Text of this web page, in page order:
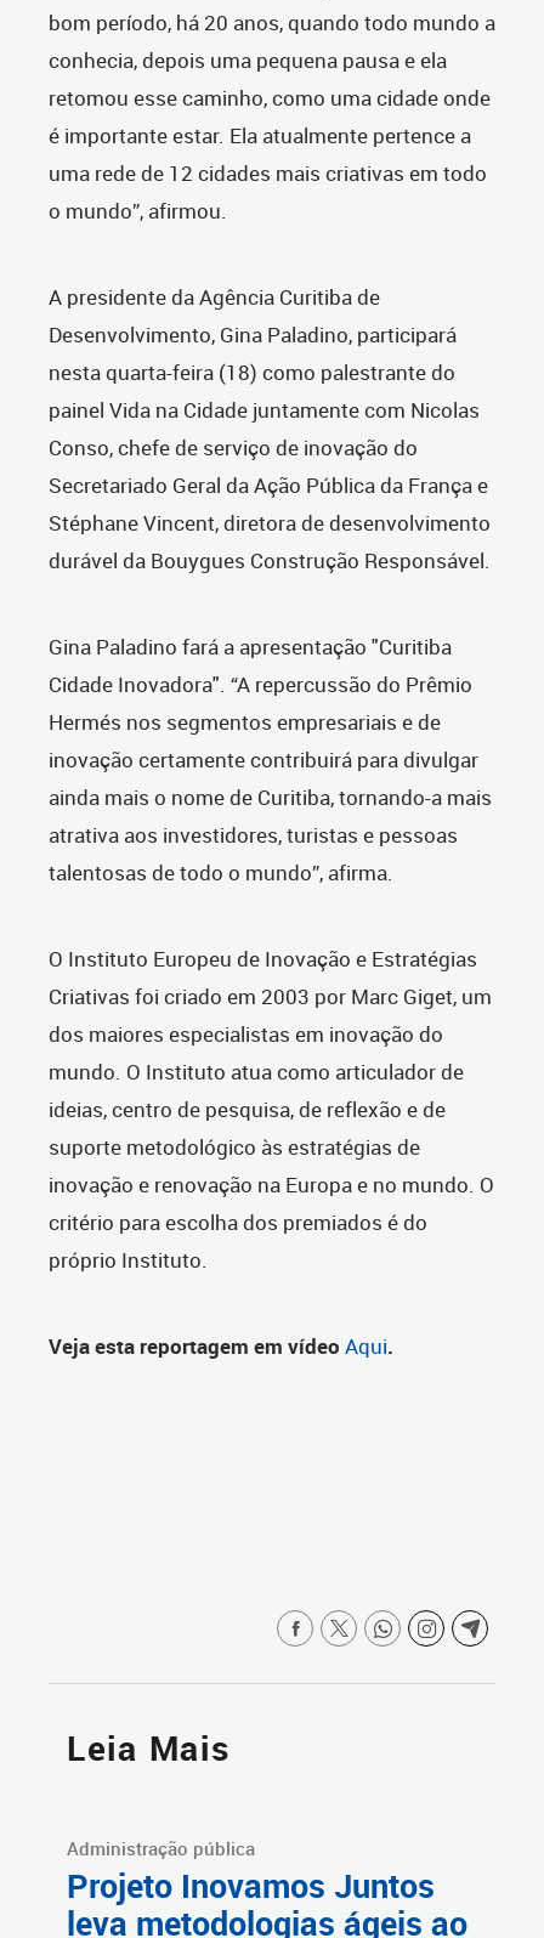
bom período, há 20 anos, quando todo mundo a
conhecia, depois uma pequena pausa e ela
retomou esse caminho, como uma cidade onde
é importante estar. Ela atualmente pertence a
uma rede de 12 cidades mais criativas em todo
o mundo”, afirmou.
A presidente da Agência Curitiba de
Desenvolvimento, Gina Paladino, participará
nesta quarta-feira (18) como palestrante do
painel Vida na Cidade juntamente com Nicolas
Conso, chefe de serviço de inovação do
Secretariado Geral da Ação Pública da França e
Stéphane Vincent, diretora de desenvolvimento
durável da Bouygues Construção Responsável.
Gina Paladino fará a apresentação "Curitiba
Cidade Inovadora". “A repercussão do Prêmio
Hermés nos segmentos empresariais e de
inovação certamente contribuirá para divulgar
ainda mais o nome de Curitiba, tornando-a mais
atrativa aos investidores, turistas e pessoas
talentosas de todo o mundo”, afirma.
O Instituto Europeu de Inovação e Estratégias
Criativas foi criado em 2003 por Marc Giget, um
dos maiores especialistas em inovação do
mundo. O Instituto atua como articulador de
ideias, centro de pesquisa, de reflexão e de
suporte metodológico às estratégias de
inovação e renovação na Europa e no mundo. O
critério para escolha dos premiados é do
próprio Instituto.
Veja esta reportagem em vídeo Aqui.
Leia Mais
Administração pública
Projeto Inovamos Juntos
leva metodologias ágeis ao